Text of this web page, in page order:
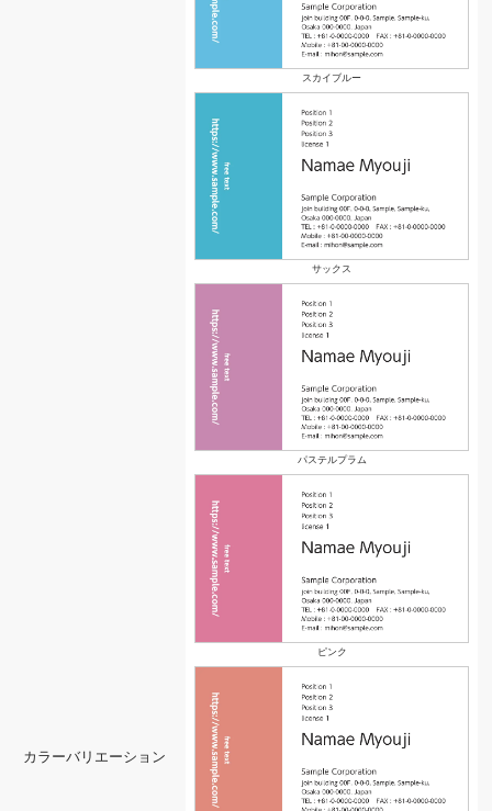
カラーバリエーション
スカイブルー
サックス
パステルプラム
ピンク